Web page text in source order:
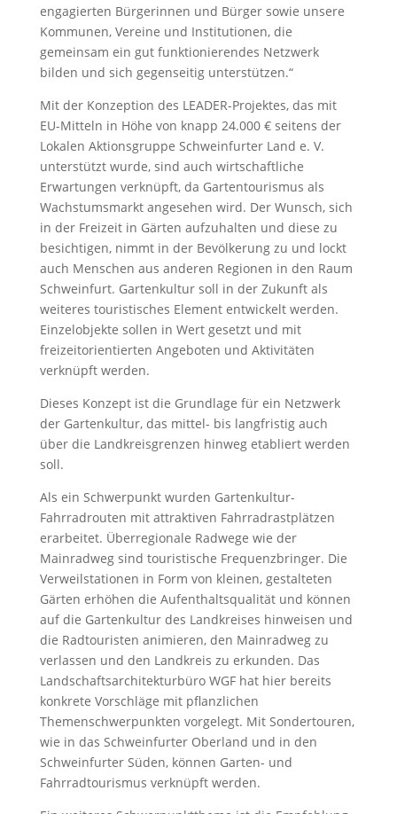
engagierten Bürgerinnen und Bürger sowie unsere
Kommunen, Vereine und Institutionen, die
gemeinsam ein gut funktionierendes Netzwerk
bilden und sich gegenseitig unterstützen.“
Mit der Konzeption des LEADER-Projektes, das mit
EU-Mitteln in Höhe von knapp 24.000 € seitens der
Lokalen Aktionsgruppe Schweinfurter Land e. V.
unterstützt wurde, sind auch wirtschaftliche
Erwartungen verknüpft, da Gartentourismus als
Wachstumsmarkt angesehen wird. Der Wunsch, sich
in der Freizeit in Gärten aufzuhalten und diese zu
besichtigen, nimmt in der Bevölkerung zu und lockt
auch Menschen aus anderen Regionen in den Raum
Schweinfurt. Gartenkultur soll in der Zukunft als
weiteres touristisches Element entwickelt werden.
Einzelobjekte sollen in Wert gesetzt und mit
freizeitorientierten Angeboten und Aktivitäten
verknüpft werden.
Dieses Konzept ist die Grundlage für ein Netzwerk
der Gartenkultur, das mittel- bis langfristig auch
über die Landkreisgrenzen hinweg etabliert werden
soll.
Als ein Schwerpunkt wurden Gartenkultur-
Fahrradrouten mit attraktiven Fahrradrastplätzen
erarbeitet. Überregionale Radwege wie der
Mainradweg sind touristische Frequenzbringer. Die
Verweilstationen in Form von kleinen, gestalteten
Gärten erhöhen die Aufenthaltsqualität und können
auf die Gartenkultur des Landkreises hinweisen und
die Radtouristen animieren, den Mainradweg zu
verlassen und den Landkreis zu erkunden. Das
Landschaftsarchitekturbüro WGF hat hier bereits
konkrete Vorschläge mit pflanzlichen
Themenschwerpunkten vorgelegt. Mit Sondertouren,
wie in das Schweinfurter Oberland und in den
Schweinfurter Süden, können Garten- und
Fahrradtourismus verknüpft werden.